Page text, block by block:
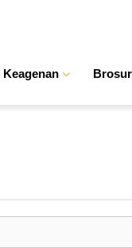
Keagenan